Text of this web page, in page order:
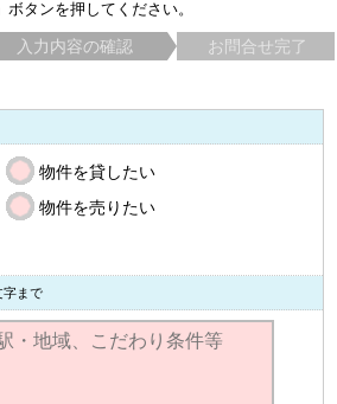
ボタンを押してください。
入力内容の確認 お問合せ完了
物件を貸したい
物件を売りたい
まで